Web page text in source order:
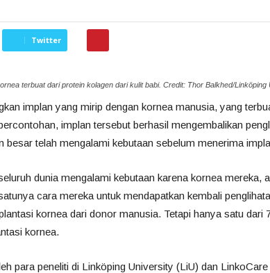
Twitter
terbuat dari protein kolagen dari kulit babi. Credit: Thor Balkhed/Linköping
implan yang mirip dengan kornea manusia, yang
implan tersebut berhasil mengembalikan
besar telah mengalami kebutaan sebelum menerima
dunia mengalami kebutaan karena kornea mereka,
cara mereka untuk mendapatkan kembali
kornea dari donor manusia. Tetapi hanya satu dari
kornea.
para peneliti di Linköping University (LiU) dan